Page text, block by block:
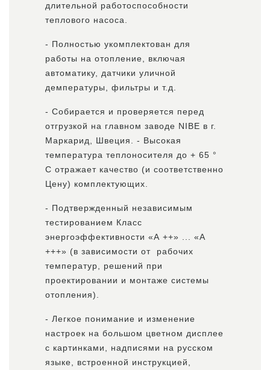
длительной работоспособности
теплового насоса.
- Полностью укомплектован для
работы на отопление, включая
автоматику, датчики уличной
демпературы, фильтры и т.д.
- Собирается и проверяется перед
отгрузкой на главном заводе NIBE в г.
Маркарид, Швеция. - Высокая
температура теплоносителя до + 65 °
С отражает качество (и соответственно
Цену) комплектующих.
- Подтвержденный независимым
тестированием Класс
энергоэффективности «А ++» ... «А
+++» (в зависимости от рабочих
температур, решений при
проектировании и монтаже системы
отопления).
- Легкое понимание и изменение
настроек на большом цветном дисплее
с картинками, надписями на русском
языке, встроенной инструкцией,